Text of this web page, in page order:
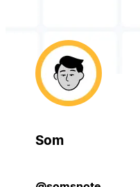
Som